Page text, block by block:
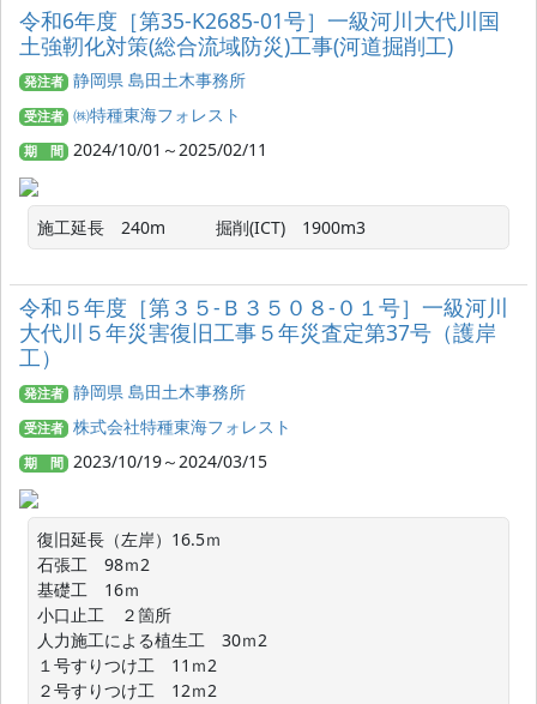
令和6年度［第35-K2685-01号］一級河川大代川国
土強靭化対策(総合流域防災)工事(河道掘削工)
発注者 静岡県 島田土木事務所
受注者 ㈱特種東海フォレスト
期 間 2024/10/01～2025/02/11
施工延長　240m　　　掘削(ICT)　1900m3
令和５年度［第３５-Ｂ３５０８-０１号］一級河川
大代川５年災害復旧工事５年災査定第37号（護岸
工）
発注者 静岡県 島田土木事務所
受注者 株式会社特種東海フォレスト
期 間 2023/10/19～2024/03/15
復旧延長（左岸）16.5ｍ
石張工　98ｍ2
基礎工　16ｍ
小口止工　２箇所
人力施工による植生工　30ｍ2
１号すりつけ工　11ｍ2
２号すりつけ工　12ｍ2